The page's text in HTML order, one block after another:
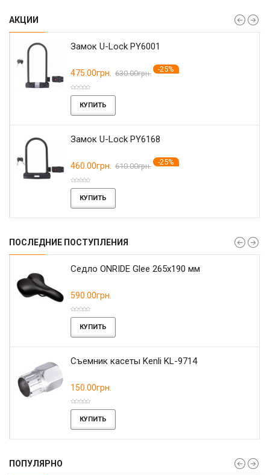
АКЦИИ
Замок U-Lock PY6001
475.00грн. 630.00грн. -25%
КУПИТЬ
Замок U-Lock PY6168
460.00грн. 610.00грн. -25%
КУПИТЬ
ПОСЛЕДНИЕ ПОСТУПЛЕНИЯ
Седло ONRIDE Glee 265x190 мм
590.00грн.
КУПИТЬ
Съемник касеты Kenli KL-9714
150.00грн.
КУПИТЬ
ПОПУЛЯРНО